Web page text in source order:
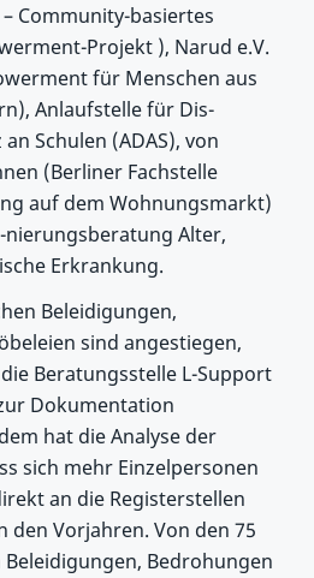
Community-basiertes
Projekt ), Narud e.V.
für Menschen aus
Anlaufstelle für Dis-
Schulen (ADAS), von
(Berliner Fachstelle
auf dem Wohnungsmarkt)
Alter,
Erkrankung.
Beleidigungen,
sind angestiegen,
Beratungsstelle L-Support
Dokumentation
hat die Analyse der
sich mehr Einzelpersonen
an die Registerstellen
den Vorjahren. Von den 75
Bedrohungen